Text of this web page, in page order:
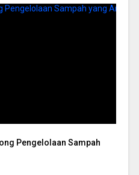
Pengelolaan Sampah